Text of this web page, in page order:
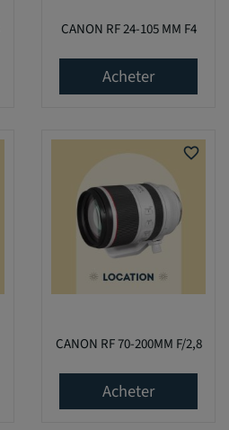
CANON RF 24-105 MM F4
Acheter
favorite_border
CANON RF 70-200MM F/2,8
Acheter